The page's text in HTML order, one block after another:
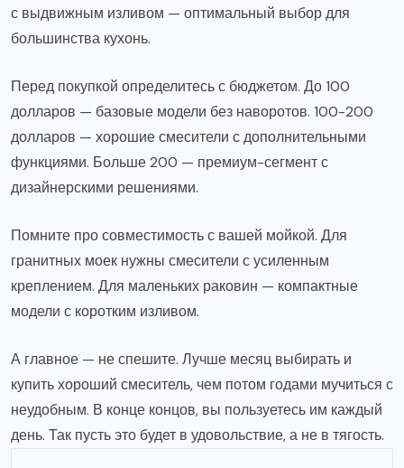
с выдвижным изливом — оптимальный выбор для
большинства кухонь.
Перед покупкой определитесь с бюджетом. До 100
долларов — базовые модели без наворотов. 100-200
долларов — хорошие смесители с дополнительными
функциями. Больше 200 — премиум-сегмент с
дизайнерскими решениями.
Помните про совместимость с вашей мойкой. Для
гранитных моек нужны смесители с усиленным
креплением. Для маленьких раковин — компактные
модели с коротким изливом.
А главное — не спешите. Лучше месяц выбирать и
купить хороший смеситель, чем потом годами мучиться с
неудобным. В конце концов, вы пользуетесь им каждый
день. Так пусть это будет в удовольствие, а не в тягость.